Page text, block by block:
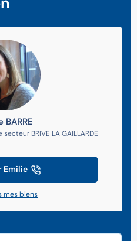
BARRE
BRIVE LA GAILLARDE
Emilie
mes biens